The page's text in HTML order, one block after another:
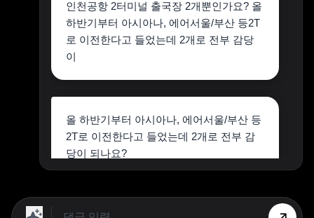
인천공항 2터미널 출국장 2개뿐인가요? 올
하반기부터 아시아나, 에어서울/부산 등2T
로 이전한다고 들었는데 2개로 전부 감당
이
올 하반기부터 아시아나, 에어서울/부산 등
2T로 이전한다고 들었는데 2개로 전부 감
당이 되나요?